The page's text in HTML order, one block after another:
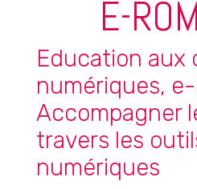
E-
Education aux
numériques,
Accompagner
travers les
numériques